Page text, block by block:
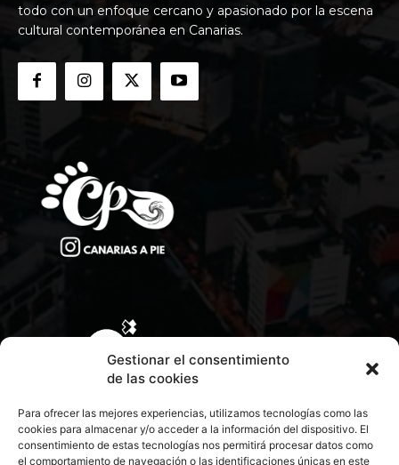
Gestionar el consentimiento
de las cookies
Para ofrecer las mejores experiencias, utilizamos tecnologías como las
cookies para almacenar y/o acceder a la información del dispositivo. El
consentimiento de estas tecnologías nos permitirá procesar datos como
el comportamiento de navegación o las identificaciones únicas en este
todo con un enfoque cercano y apasionado por la escena
cultural contemporánea en Canarias.